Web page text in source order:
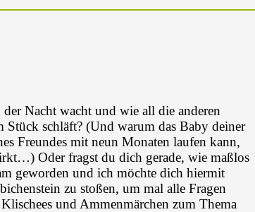
Nacht wacht und wie all die anderen
Stück schläft? (Und warum das Baby deiner
Freundes mit neun Monaten laufen kann,
Oder fragst du dich gerade, wie maßlos
geworden und ich möchte dich hiermit
zu stoßen, um mal alle Fragen
und Ammenmärchen zum Thema